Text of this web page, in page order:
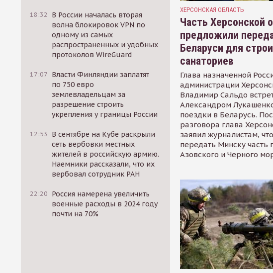
18:32
В России началась вторая
волна блокировок VPN по
одному из самых
распространенных и удобных
протоколов WireGuard
17:07 Власти Финляндии заплатят
по 750 евро
землевладельцам за
разрешение строить
укрепления у границы России
12:53
В сентябре на Кубе раскрыли
сеть вербовки местных
жителей в российскую армию.
Наемники рассказали, что их
вербовал сотрудник РАН
22:20 Россия намерена увеличить
военные расходы в 2024 году
почти на 70%
ХЕРСОНСКАЯ ОБЛАСТЬ
Часть Херсонской
предложили
Беларуси для
санаториев
Глава назначенной
администрации
Владимир Сальдо
Александром
поездки в Беларусь.
разговора глава
заявил журналистам,
передать Минску часть
Азовского и Черного